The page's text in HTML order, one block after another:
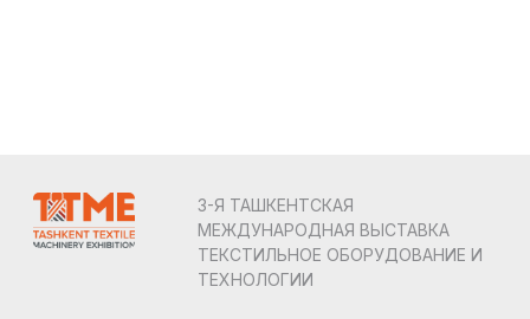
3-Я ТАШКЕНТСКАЯ
МЕЖДУНАРОДНАЯ ВЫСТАВКА
ТЕКСТИЛЬНОЕ ОБОРУДОВАНИЕ И
ТЕХНОЛОГИИ